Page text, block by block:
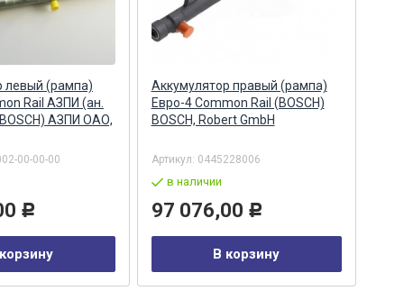
левый (рампа)
Rail АЗПИ (ан.
АЗПИ ОАО,
00-00-00
Р
Аккумулятор правый (рампа)
Евро-4 Common Rail (BOSCH)
BOSCH, Robert GmbH
Артикул: 0445228006
в наличии
97 076,00 Р
В корзину